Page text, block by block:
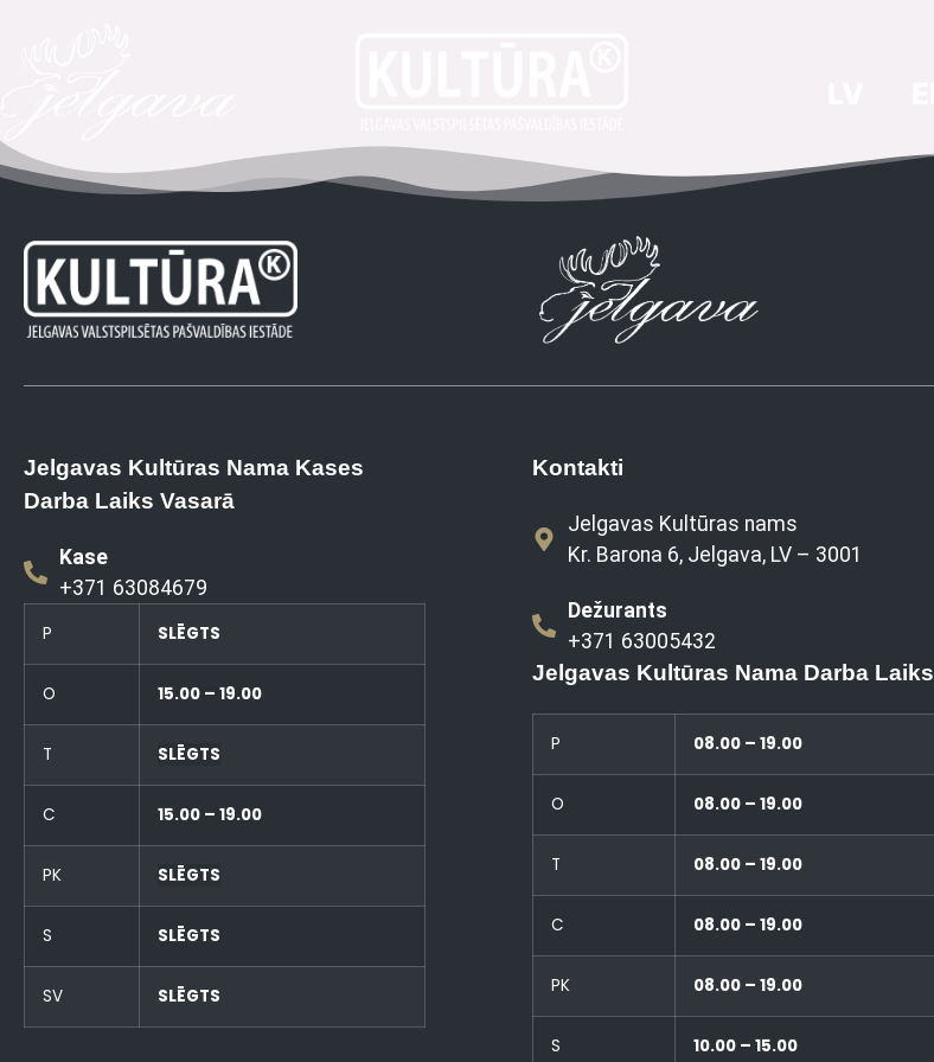
Jelgavas Kultūras Nama Kases
Darba Laiks Vasarā
Kase
+371 63084679
P SLĒGTS
O 15.00 – 19.00
T SLĒGTS
C 15.00 – 19.00
PK SLĒGTS
S SLĒGTS
SV SLĒGTS
Kontakti
Jelgavas Kultūras nams
Kr. Barona 6, Jelgava, LV – 3001
Dežurants
+371 63005432
Jelgavas Kultūras Nama Darba Laiks
P 08.00 – 19.00
O 08.00 – 19.00
T 08.00 – 19.00
C 08.00 – 19.00
PK 08.00 – 19.00
S 10.00 – 15.00